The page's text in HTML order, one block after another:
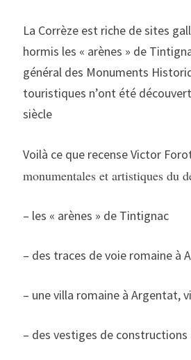
La Corrèze est riche de sites
hormis les « arènes » de
général des Monuments
touristiques n’ont été
siècle
Voilà ce que recense Victor
monumentales et artistiques du
– les « arènes » de Tintignac
– des traces de voie romaine à
– une villa romaine à Argentat,
– des vestiges de